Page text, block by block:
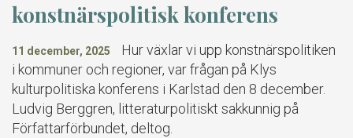
konstnärspolitisk konferens
11 december, 2025
Hur växlar vi upp konstnärspolitiken
i kommuner och regioner, var frågan på Klys
kulturpolitiska konferens i Karlstad den 8 december.
Ludvig Berggren, litteraturpolitiskt sakkunnig på
Författarförbundet, deltog.